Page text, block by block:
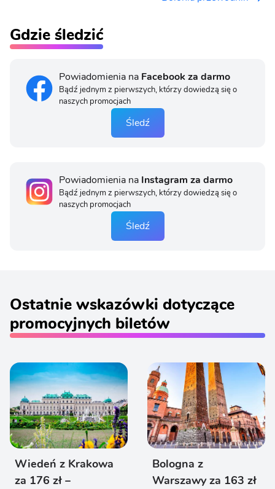
Gdzie śledzić
Powiadomienia na Facebook za darmo
Bądź jednym z pierwszych, którzy dowiedzą się o
naszych promocjach
Śledź
Powiadomienia na Instagram za darmo
Bądź jednym z pierwszych, którzy dowiedzą się o
naszych promocjach
Śledź
Ostatnie wskazówki dotyczące
promocyjnych biletów
Wiedeń z Krakowa
za 176 zł –
Bologna z
Warszawy za 163 zł